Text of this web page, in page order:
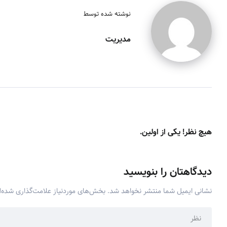
نوشته شده توسط
مدیریت
هیچ نظر! یکی از اولین.
دیدگاهتان را بنویسید
نشانی ایمیل شما منتشر نخواهد شد. بخش‌های موردنیاز علامت‌گذاری